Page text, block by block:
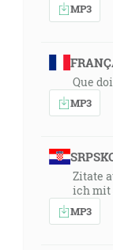
MP3
Que
MP3
Zitate
ich mit
MP3